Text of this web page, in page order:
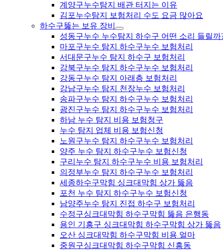
계양구누수탐지 배관 터지는 이유
김포누수탐지 보험처리 수도 요금 많아요
하수구뚫는 보유 장비
성동구누수 누수탐지 하수구 어떤 소리 들릴까
마포구누수 탐지 하수구누수 보험처리
서대문구누수 탐지 하수구 보험처리
강북구누수 탐지 하수구누수 보험처리
강동구누수 탐지 아래층 보험처리
강남구누수 탐지 천장누수 보험처리
송파구누수 탐지 하수구누수 보험처리
광진구누수 탐지 하수구누수 보험처리
하남 누수 탐지 비용 보험청구
누수 탐지 업체 비용 보험신청
노원구누수 탐지 하수구누수 보험처리
양주 누수 탐지 하수구누수 보험신청
구리누수 탐지 하수구누수 비용 보험처리
의정부누수 탐지 하수구누수 보험처리
세종하수구막힘 싱크대막힘 상가 뚫음
포천 누수 탐지 하수구누수 보험신청
남양주누수 탐지 진접 하수구 보험처리
수정구싱크대막힘 하수구막힘 뚫음 은행동
용인 기흥구 싱크대막힘 하수구막힘 상가 뚫음
오산 싱크대막힘 하수구막힘 비용 얼마
중원구싱크대막힘 하수구막힘 신흥동